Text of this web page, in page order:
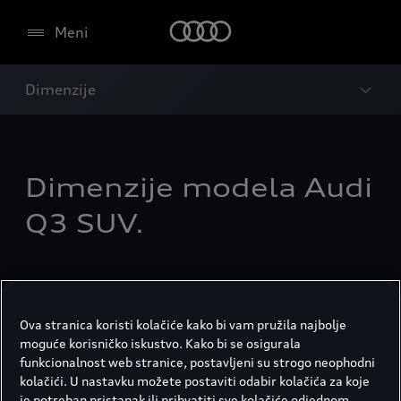
Meni
Dimenzije
Dimenzije modela Audi
Q3 SUV.
Ova stranica koristi kolačiće kako bi vam pružila najbolje
moguće korisničko iskustvo. Kako bi se osigurala
funkcionalnost web stranice, postavljeni su strogo neophodni
kolačići. U nastavku možete postaviti odabir kolačića za koje